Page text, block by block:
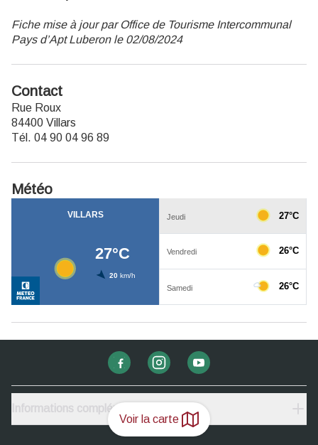
Voir la carte
Fiche mise à jour par Office de Tourisme Intercommunal
Pays d’Apt Luberon le 02/08/2024
Contact
Rue Roux
84400 Villars
Tél. 04 90 04 96 89
Météo
Informations complémentaires